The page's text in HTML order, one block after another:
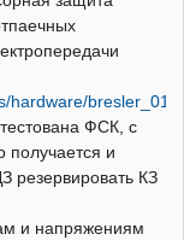
hardware/
ФСК, с
получается и
резервировать КЗ
и напряжениям